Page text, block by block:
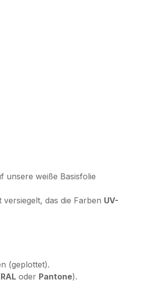
unsere weiße Basisfolie
das die Farben UV-
(geplottet).
RALoder Pantone).